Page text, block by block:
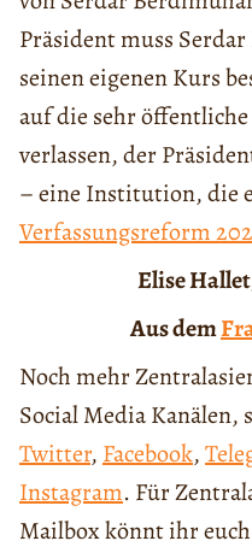
Präsident muss
seinen eigenen Kurs
auf die sehr
verlassen, der
– eine Institution, die
Verfassungsreform
Elise
Aus dem
Noch mehr
Social Media Kanälen,
Twitter, Facebook,
Instagram. Für
Mailbox könnt ihr